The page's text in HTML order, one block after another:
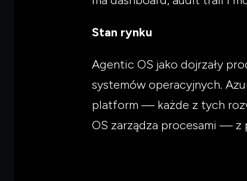
Stan rynku
Agentic OS jako dojrzały
systemów operacyjnych.
platform — każde z tych
OS zarządza procesami — z